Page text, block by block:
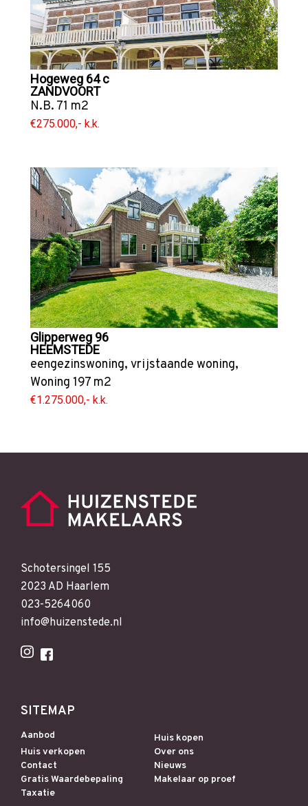
Hogeweg 64 c
ZANDVOORT
N.B. 71 m2
€275.000,- k.k.
Glipperweg 96
HEEMSTEDE
eengezinswoning, vrijstaande woning,
Woning 197 m2
€1.275.000,- k.k.
Schotersingel 155
2023 AD Haarlem
023-5264060
info@huizenstede.nl
SITEMAP
Aanbod
Huis kopen
Huis verkopen
Over ons
Contact
Nieuws
Gratis Waardebepaling
Makelaar op proef
Taxatie